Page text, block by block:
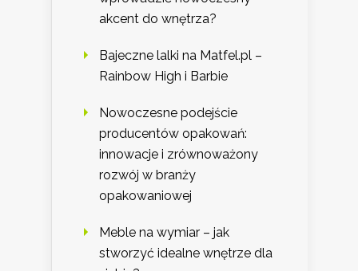
akcent do wnętrza?
Bajeczne lalki na Matfel.pl –
Rainbow High i Barbie
Nowoczesne podejście
producentów opakowań:
innowacje i zrównoważony
rozwój w branży
opakowaniowej
Meble na wymiar – jak
stworzyć idealne wnętrze dla